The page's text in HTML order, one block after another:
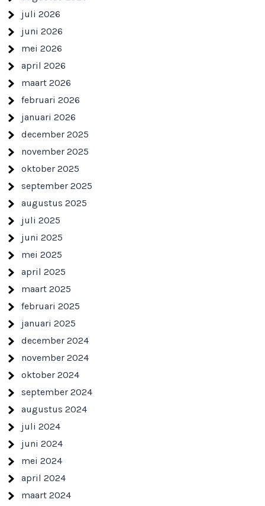
juli 2026
juni 2026
mei 2026
april 2026
maart 2026
februari 2026
januari 2026
december 2025
november 2025
oktober 2025
september 2025
augustus 2025
juli 2025
juni 2025
mei 2025
april 2025
maart 2025
februari 2025
januari 2025
december 2024
november 2024
oktober 2024
september 2024
augustus 2024
juli 2024
juni 2024
mei 2024
april 2024
maart 2024